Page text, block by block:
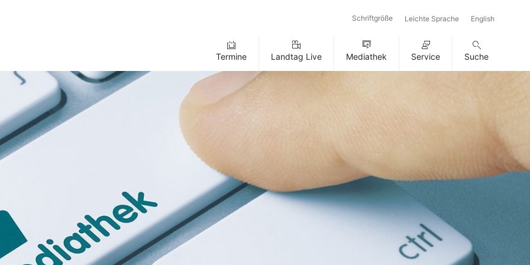
Schriftgröße Leichte Sprache English
Termine Landtag Live Mediathek Service Suche